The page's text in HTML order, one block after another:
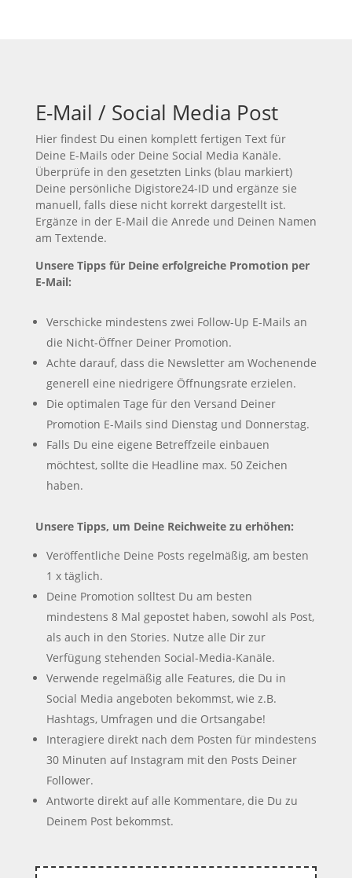
E-Mail / Social Media Post
Hier findest Du einen komplett fertigen Text für
Deine E-Mails oder Deine Social Media Kanäle.
Überprüfe in den gesetzten Links (blau markiert)
Deine persönliche Digistore24-ID und ergänze sie
manuell, falls diese nicht korrekt dargestellt ist.
Ergänze in der E-Mail die Anrede und Deinen Namen
am Textende.
Unsere Tipps für Deine erfolgreiche Promotion per
E-Mail:
Verschicke mindestens zwei Follow-Up E-Mails an
die Nicht-Öffner Deiner Promotion.
Achte darauf, dass die Newsletter am Wochenende
generell eine niedrigere Öffnungsrate erzielen.
Die optimalen Tage für den Versand Deiner
Promotion E-Mails sind Dienstag und Donnerstag.
Falls Du eine eigene Betreffzeile einbauen
möchtest, sollte die Headline max. 50 Zeichen
haben.
Unsere Tipps, um Deine Reichweite zu erhöhen:
Veröffentliche Deine Posts regelmäßig, am besten
1 x täglich.
Deine Promotion solltest Du am besten
mindestens 8 Mal gepostet haben, sowohl als Post,
als auch in den Stories. Nutze alle Dir zur
Verfügung stehenden Social-Media-Kanäle.
Verwende regelmäßig alle Features, die Du in
Social Media angeboten bekommst, wie z.B.
Hashtags, Umfragen und die Ortsangabe!
Interagiere direkt nach dem Posten für mindestens
30 Minuten auf Instagram mit den Posts Deiner
Follower.
Antworte direkt auf alle Kommentare, die Du zu
Deinem Post bekommst.